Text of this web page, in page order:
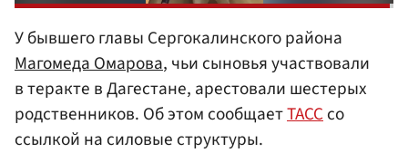
У бывшего главы Сергокалинского района
Магомеда Омарова, чьи сыновья участвовали
в теракте в Дагестане, арестовали шестерых
родственников. Об этом сообщаетТАССсо
ссылкой на силовые структуры.